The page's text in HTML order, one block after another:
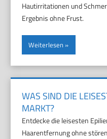
Hautirritationen und
Ergebnis ohne Frust.
Weiterlesen
WAS SIND DIE
MARKT?
Entdecke die leisesten
Haarentfernung ohne